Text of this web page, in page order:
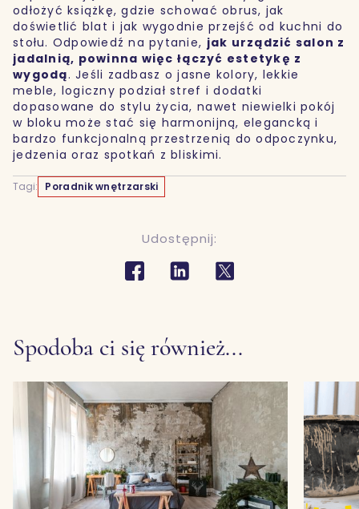
odłożyć książkę, gdzie schować obrus, jak
doświetlić blat i jak wygodnie przejść od kuchni do
stołu. Odpowiedź na pytanie, jak urządzić salon z
jadalnią, powinna więc łączyć estetykę z
wygodą. Jeśli zadbasz o jasne kolory, lekkie
meble, logiczny podział stref i dodatki
dopasowane do stylu życia, nawet niewielki pokój
w bloku może stać się harmonijną, elegancką i
bardzo funkcjonalną przestrzenią do odpoczynku,
jedzenia oraz spotkań z bliskimi.
Tagi: Poradnik wnętrzarski
Udostępnij:
Spodoba ci się również...